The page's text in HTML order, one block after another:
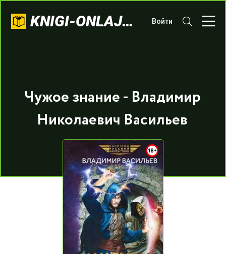
KNIGI-ONLAJN.COM Войти
Чужое знание - Владимир
Николаевич Васильев